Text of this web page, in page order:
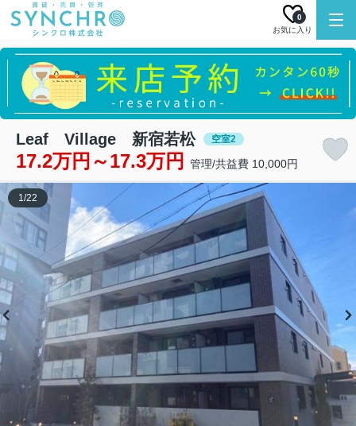
お気に入り
0
Leaf Village 新宿若松 空室2
17.2万円～17.3万円 管理/共益費 10,000円
1 /22